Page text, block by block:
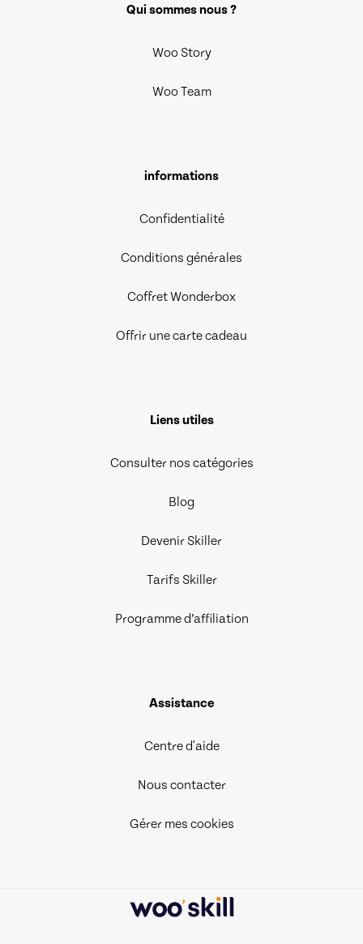
Qui sommes nous ?
Woo Story
Woo Team
informations
Confidentialité
Conditions générales
Coffret Wonderbox
Offrir une carte cadeau
Liens utiles
Consulter nos catégories
Blog
Devenir Skiller
Tarifs Skiller
Programme d’affiliation
Assistance
Centre d'aide
Nous contacter
Gérer mes cookies